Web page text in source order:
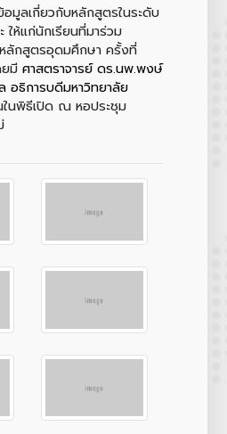
อมูลเกี่ยวกับหลักสูตรในระดับ
แก่นักเรียนที่มาร่วม
ลักสูตรอุดมศึกษา ครั้งที่
มี ศาสตราจารย์ ดร.นพ.พงษ์
ธิการบดีมหาวิทยาลัย
ในพิธีเปิด ณ หอประชุม